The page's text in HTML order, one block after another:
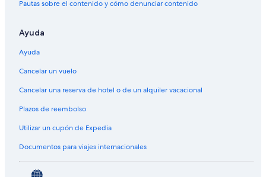
Pautas sobre el contenido y cómo denunciar contenido
Ayuda
Ayuda
Cancelar un vuelo
Cancelar una reserva de hotel o de un alquiler vacacional
Plazos de reembolso
Utilizar un cupón de Expedia
Documentos para viajes internacionales